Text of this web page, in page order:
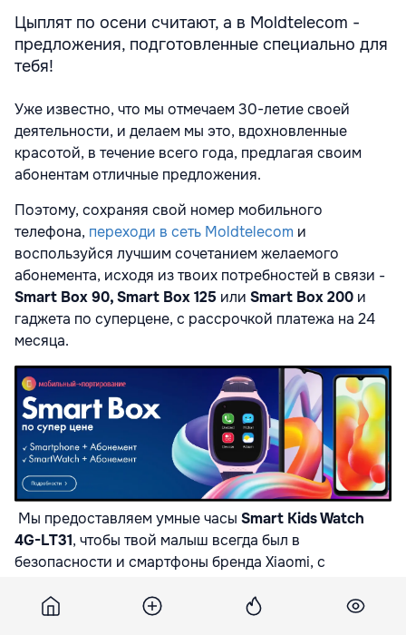
Цыплят по осени считают, а в Moldtelecom -
предложения, подготовленные специально для
тебя!
Уже известно, что мы отмечаем 30-летие своей
деятельности, и делаем мы это, вдохновленные
красотой, в течение всего года, предлагая своим
абонентам отличные предложения.
Поэтому, сохраняя свой номер мобильного
телефона, переходи в сеть Moldtelecom и
воспользуйся лучшим сочетанием желаемого
абонемента, исходя из твоих потребностей в связи -
Smart Box 90, Smart Box 125 или Smart Box 200 и
гаджета по суперцене, с рассрочкой платежа на 24
месяца.
Мы предоставляем умные часы Smart Kids Watch
4G-LT31, чтобы твой малыш всегда был в
безопасности и смартфоны бренда Xiaomi, с
высокопроизводительной камерой, стильным